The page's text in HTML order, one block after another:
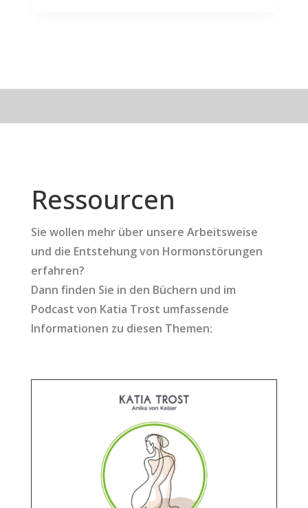
Ressourcen
Sie wollen mehr über unsere Arbeitsweise
und die Entstehung von Hormonstörungen
erfahren?
Dann finden Sie in den Büchern und im
Podcast von Katia Trost umfassende
Informationen zu diesen Themen: